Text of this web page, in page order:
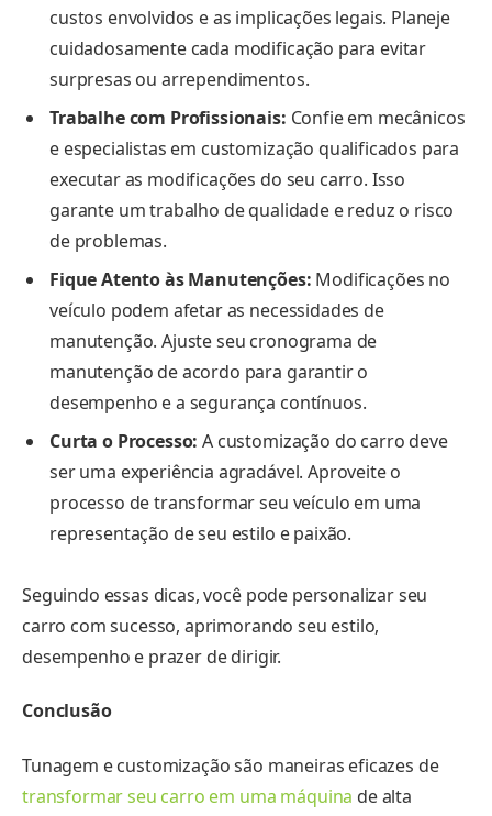
custos envolvidos e as implicações legais. Planeje
cuidadosamente cada modificação para evitar
surpresas ou arrependimentos.
Trabalhe com Profissionais: Confie em mecânicos
e especialistas em customização qualificados para
executar as modificações do seu carro. Isso
garante um trabalho de qualidade e reduz o risco
de problemas.
Fique Atento às Manutenções: Modificações no
veículo podem afetar as necessidades de
manutenção. Ajuste seu cronograma de
manutenção de acordo para garantir o
desempenho e a segurança contínuos.
Curta o Processo: A customização do carro deve
ser uma experiência agradável. Aproveite o
processo de transformar seu veículo em uma
representação de seu estilo e paixão.
Seguindo essas dicas, você pode personalizar seu
carro com sucesso, aprimorando seu estilo,
desempenho e prazer de dirigir.
Conclusão
Tunagem e customização são maneiras eficazes de
transformar seu carro em uma máquina de alta